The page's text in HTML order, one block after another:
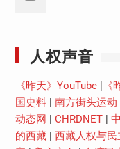
人权声音
《昨天》YouTube|
国史料| 南方街头运动
动态网
CHRDNET|
的西藏| 西藏人权与民